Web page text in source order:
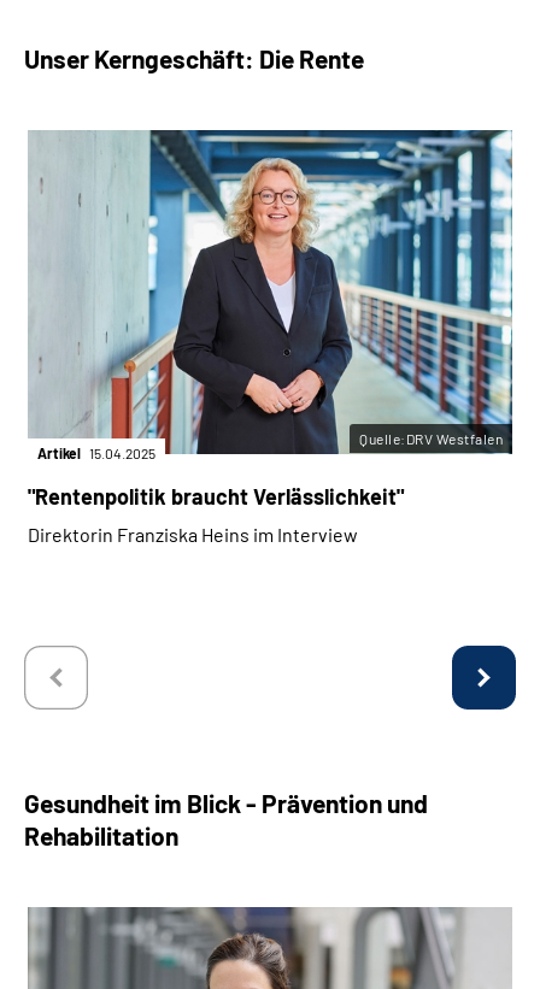
Unser Kerngeschäft: Die Rente
Artikel 15.04.2025
"Rentenpolitik braucht Verlässlichkeit"
Direktorin Franziska Heins im Interview
Quelle:DRV Westfalen
Gesundheit im Blick - Prävention und
Rehabilitation